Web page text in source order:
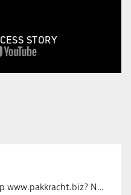
STORY
Uw vacature voor 4 weken op www.pakkracht.biz? Neem dan contact op met Yannick van …